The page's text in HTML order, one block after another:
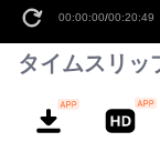
00:00:00/00:20:49
タイムスリッ